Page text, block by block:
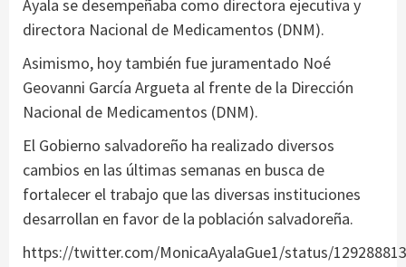
Ayala se desempeñaba como directora ejecutiva y
directora Nacional de Medicamentos (DNM).
Asimismo, hoy también fue juramentado Noé
Geovanni García Argueta al frente de la Dirección
Nacional de Medicamentos (DNM).
El Gobierno salvadoreño ha realizado diversos
cambios en las últimas semanas en busca de
fortalecer el trabajo que las diversas instituciones
desarrollan en favor de la población salvadoreña.
https://twitter.com/MonicaAyalaGue1/status/